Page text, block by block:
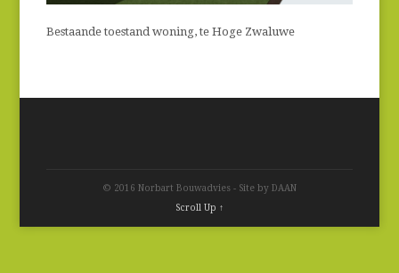
Bestaande toestand woning, te Hoge Zwaluwe
© 2016 Norbart Bouwadvies - Site by DAAN
Scroll Up ↑